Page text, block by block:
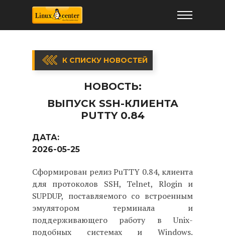
К СПИСКУ НОВОСТЕЙ
НОВОСТЬ:
ВЫПУСК SSH-КЛИЕНТА
PUTTY 0.84
ДАТА:
2026-05-25
Сформирован релиз PuTTY 0.84, клиента
для протоколов SSH, Telnet, Rlogin и
SUPDUP, поставляемого со встроенным
эмулятором терминала и
поддерживающего работу в Unix-
подобных системах и Windows.